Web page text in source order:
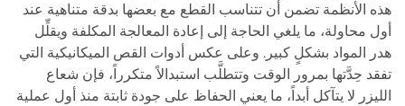
هذه الأنظمة تضمن أن تتناسب القطع مع بعضها بدقة متناهية عند
أول محاولة، ما يلغي الحاجة إلى إعادة المعالجة المكلفة ويقلِّل
هدر المواد بشكلٍ كبير. وعلى عكس أدوات القص الميكانيكية التي
تفقد حِدَّتها بمرور الوقت وتتطلَّب استبدالاً متكرراً، فإن شعاع
الليزر لا يتآكل أبداً، ما يعني الحفاظ على جودة ثابتة منذ أول عملية